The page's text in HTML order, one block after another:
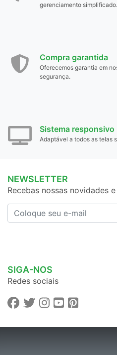
gerenciamento simplificado.
Compra garantida
Oferecemos garantia em
segurança.
Sistema responsivo
Adaptável a todos as telas
NEWSLETTER
Recebas nossas novidades
SIGA-NOS
Redes sociais